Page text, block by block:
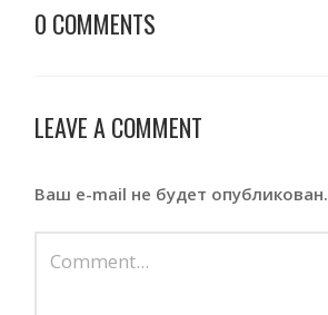
0 COMMENTS
LEAVE A COMMENT
Ваш e-mail не будет опубликован.